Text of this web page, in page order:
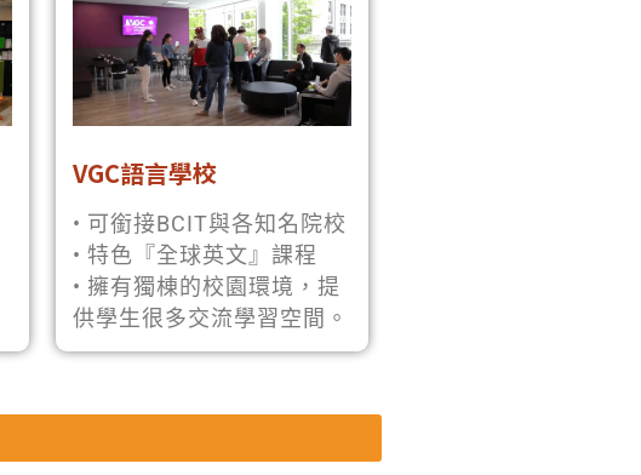
VGC語言學校
• 可銜接BCIT與各知名院校
• 特色『全球英文』課程
• 擁有獨棟的校園環境，提
供學生很多交流學習空間。